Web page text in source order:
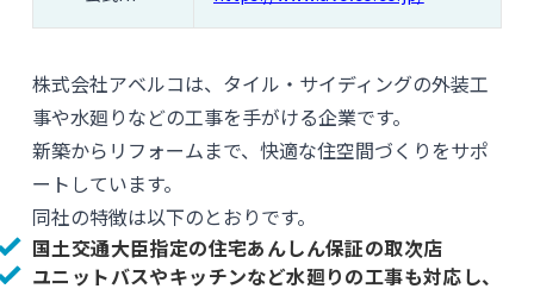
株式会社アベルコは、タイル・サイディングの外装工
事や水廻りなどの工事を手がける企業です。
新築からリフォームまで、快適な住空間づくりをサポ
ートしています。
同社の特徴は以下のとおりです。
国土交通大臣指定の住宅あんしん保証の取次店
ユニットバスやキッチンなど水廻りの工事も対応し、